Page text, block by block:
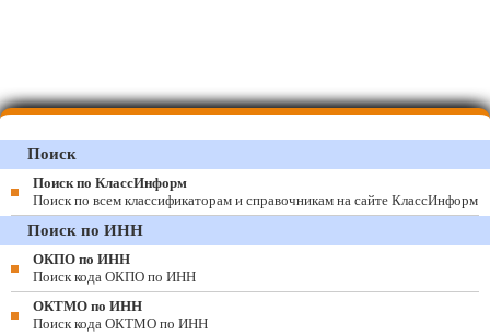
Поиск
Поиск по КлассИнформ
Поиск по всем классификаторам и справочникам на сайте КлассИнформ
Поиск по ИНН
ОКПО по ИНН
Поиск кода ОКПО по ИНН
ОКТМО по ИНН
Поиск кода ОКТМО по ИНН